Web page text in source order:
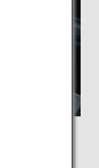
アクセスが容易）